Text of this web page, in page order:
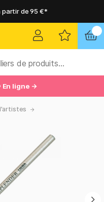
de 95 €*
point relais
de 95 €*
point relais
En ligne →